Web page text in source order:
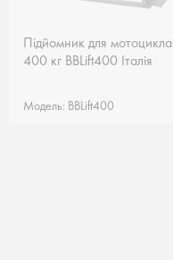
Підйомник для мотоцикла
400 кг BBLift400 Італія
Модель: BBLift400
Підйомник для мотоцикла
400 кг BBLift400 Італія
Модель: BBLift400